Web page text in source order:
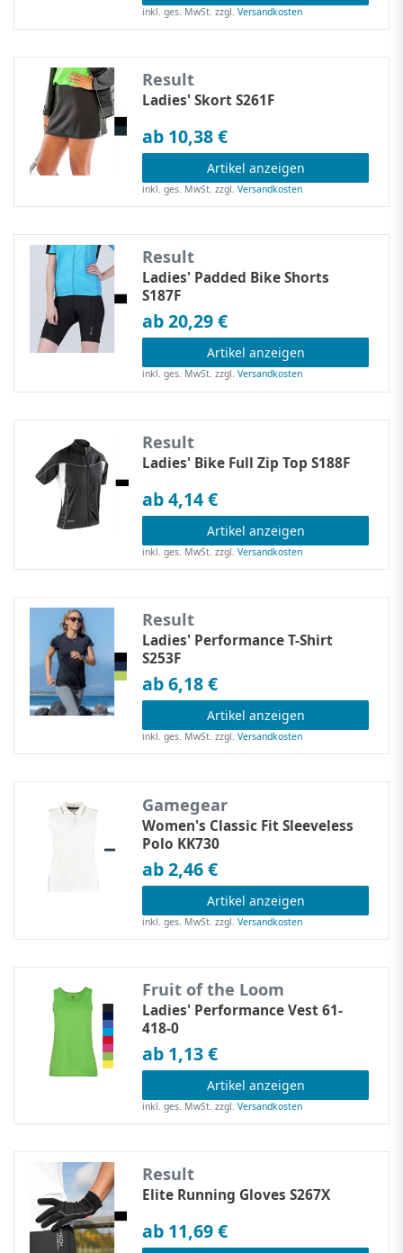
inkl. ges. MwSt. zzgl.Versandkosten
Result
Ladies' Skort S261F
ab 10,38 €
Artikel anzeigen
inkl. ges. MwSt. zzgl.Versandkosten
Result
Ladies' Padded Bike Shorts
S187F
ab 20,29 €
Artikel anzeigen
inkl. ges. MwSt. zzgl.Versandkosten
Result
Ladies' Bike Full Zip Top S188F
ab 4,14 €
Artikel anzeigen
inkl. ges. MwSt. zzgl.Versandkosten
Result
Ladies' Performance T-Shirt
S253F
ab 6,18 €
Artikel anzeigen
inkl. ges. MwSt. zzgl.Versandkosten
Gamegear
Women's Classic Fit Sleeveless
Polo KK730
ab 2,46 €
Artikel anzeigen
inkl. ges. MwSt. zzgl.Versandkosten
Fruit of the Loom
Ladies' Performance Vest 61-
418-0
ab 1,13 €
Artikel anzeigen
inkl. ges. MwSt. zzgl.Versandkosten
Result
Elite Running Gloves S267X
ab 11,69 €